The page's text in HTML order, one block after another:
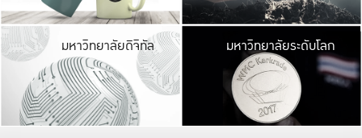
มหาวิทยาลัยดิจิทัล มหาวิ
เปลี่ยนแปลง แล
เพื่อทำง
ระบบสารสนเทศ
มหาวิทยาลัยระดับโลก